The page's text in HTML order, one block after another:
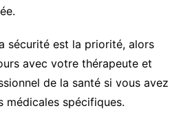
sécurité est la priorité, alors
avec votre thérapeute et
de la santé si vous avez
médicales spécifiques.